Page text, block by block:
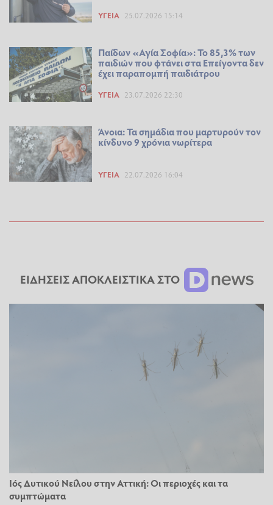
ΥΓΕΊΑ 25.07.2026 15:14
Παίδων «Αγία Σοφία»: Το 85,3% των
παιδιών που φτάνει στα Επείγοντα δεν
έχει παραπομπή παιδιάτρου
ΥΓΕΊΑ 23.07.2026 22:30
Άνοια: Τα σημάδια που μαρτυρούν τον
κίνδυνο 9 χρόνια νωρίτερα
ΥΓΕΊΑ 22.07.2026 16:04
ΕΙΔΗΣΕΙΣ ΑΠΟΚΛΕΙΣΤΙΚΑ ΣΤΟ
Ιός Δυτικού Νείλου στην Αττική: Οι περιοχές και τα
συμπτώματα